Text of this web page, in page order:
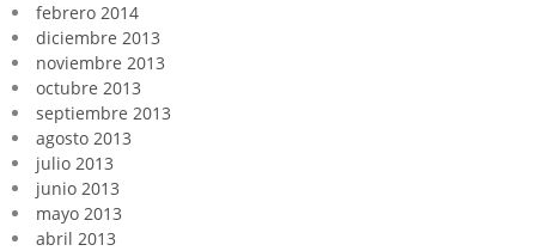
febrero 2014
diciembre 2013
noviembre 2013
octubre 2013
septiembre 2013
agosto 2013
julio 2013
junio 2013
mayo 2013
abril 2013